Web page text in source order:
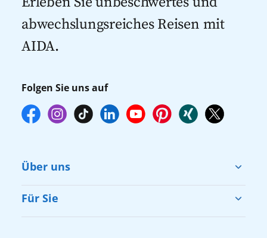
Ihrer Lieblingsausflüge vor Reisebeginn
online über myAIDA vorzunehmen.
abwechslungsreiches Reisen mit
AIDA.
Folgen Sie uns auf
Über uns
Cruise & Help
Karriere
Für Sie